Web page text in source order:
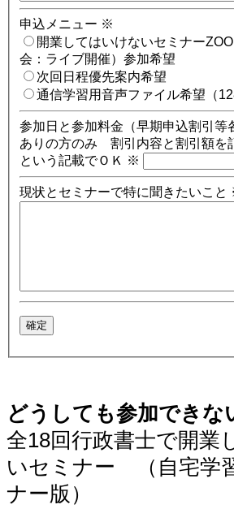
申込メニュー ※
開業してはいけないセミナー
会：ライブ開催）参加希望
次回日程優先案内希望
通信学習用音声ファイル希望（
参加日と参加料金（早期申込割引
ありの方のみ 割引内容と割引額を
という記載でＯＫ ※
現状とセミナーで特に聞きたいこと
どうしても参加できな
全18回行政書士で開業
いセミナー （自宅学
ナー版）